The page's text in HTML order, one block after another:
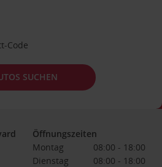
Code
SUCHEN
Öffnungszeiten
Montag
08:00 - 18:00
Dienstag
08:00 - 18:00